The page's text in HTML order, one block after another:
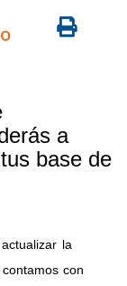
a
base de
la
con